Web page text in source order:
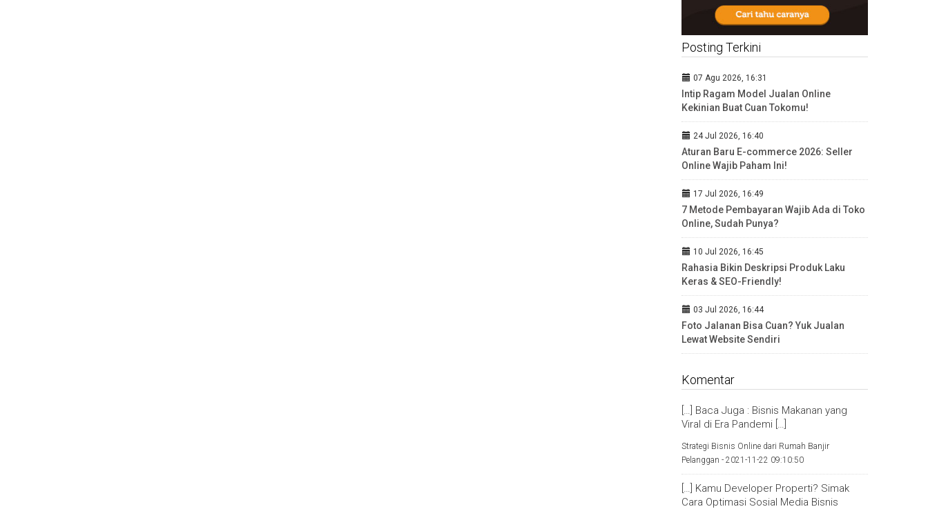
Posting Terkini
07 Agu 2026, 16:31
Intip Ragam Model Jualan Online
Kekinian Buat Cuan Tokomu!
24 Jul 2026, 16:40
Aturan Baru E-commerce 2026: Seller
Online Wajib Paham Ini!
17 Jul 2026, 16:49
7 Metode Pembayaran Wajib Ada di Toko
Online, Sudah Punya?
10 Jul 2026, 16:45
Rahasia Bikin Deskripsi Produk Laku
Keras & SEO-Friendly!
03 Jul 2026, 16:44
Foto Jalanan Bisa Cuan? Yuk Jualan
Lewat Website Sendiri
Komentar
[…] Baca Juga : Bisnis Makanan yang
Viral di Era Pandemi […]
Strategi Bisnis Online dari Rumah Banjir
Pelanggan - 2021-11-22 09:10:50
[…] Kamu Developer Properti? Simak
Cara Optimasi Sosial Media Bisnis